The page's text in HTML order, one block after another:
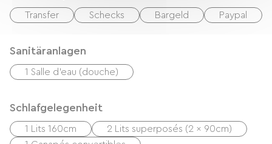
Transfer Schecks Bargeld Paypal
Sanitäranlagen
1 Salle d'eau (douche)
Schlafgelegenheit
1 Lits 160cm
2 Lits superposés (2 x 90cm)